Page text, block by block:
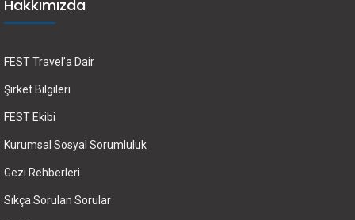
Hakkımızda
FEST Travel’a Dair
Şirket Bilgileri
FEST Ekibi
Kurumsal Sosyal Sorumluluk
Gezi Rehberleri
Sıkça Sorulan Sorular